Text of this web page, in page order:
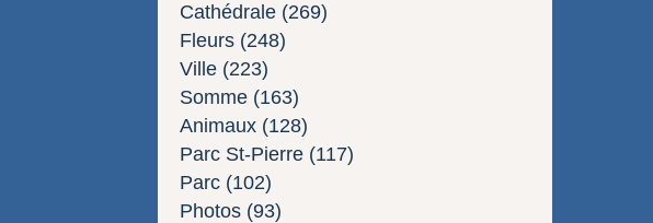
Cathédrale (269)
Fleurs (248)
Ville (223)
Somme (163)
Animaux (128)
Parc St-Pierre (117)
Parc (102)
Photos (93)